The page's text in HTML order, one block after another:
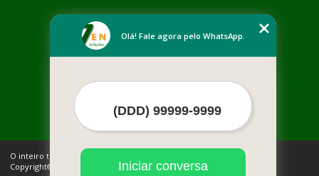
Empresa
Contato
Mais Serviços
O inteiro teor deste site está sujeito à proteção de direitos autorais.
Copyright© SEVEN RESIDUOS (Lei 9610 de 19/02/1998)
Olá! Fale agora pelo WhatsApp.
Iniciar conversa